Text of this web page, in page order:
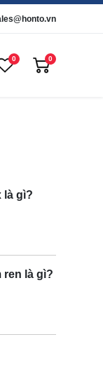
0 0
là gì?
ren là gì?